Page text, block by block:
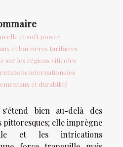
et soft power
et barrières tarifaires
sur les régions viticoles
internationales
et durabilité
bien au-delà des
pittoresques; elle imprègne
et les intrications